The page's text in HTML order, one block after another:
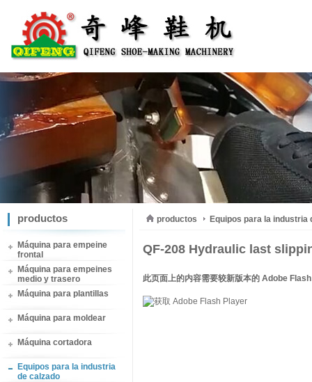
productos
Máquina para empeine
frontal
Máquina para empeines
medio y trasero
Máquina para plantillas
Máquina para moldear
Máquina cortadora
Equipos para la industria
de calzado
productos Equipos para la industria
QF-208 Hydraulic last
此页面上的内容需要较新版本的 Adobe